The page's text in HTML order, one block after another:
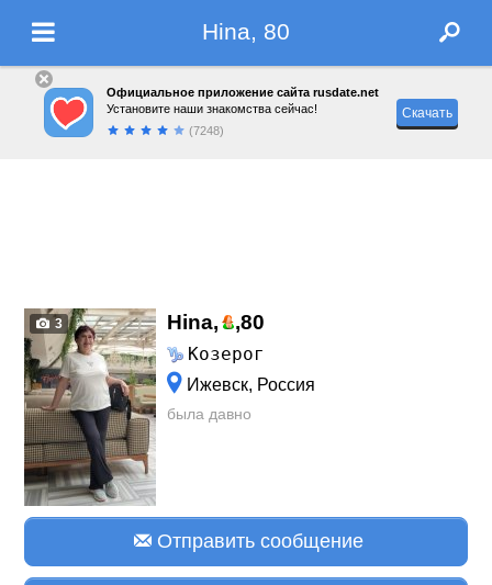
Hina, 80
Официальное приложение сайта rusdate.net
Установите наши знакомства сейчас!
(7248)
Скачать
3 Hina, ,80
Козерог
Ижевск, Россия
была давно
Отправить сообщение